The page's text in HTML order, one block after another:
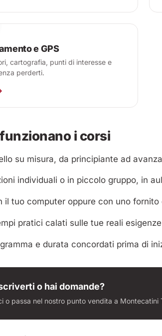
e GPS
cartografia, punti di interesse e
perderti.
i corsi
su misura, da principiante ad
individuali o in piccolo gruppo, in
il tuo computer oppure con uno fornito
pratici calati sulle tue reali esigenze
e durata concordati prima di
o hai domande?
o passa nel nostro punto vendita a